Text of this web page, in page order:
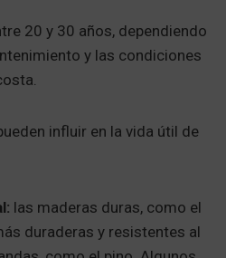
20 y 30 años, dependiendo
y las condiciones
influir en la vida útil de
las maderas duras, como el
duraderas y resistentes al